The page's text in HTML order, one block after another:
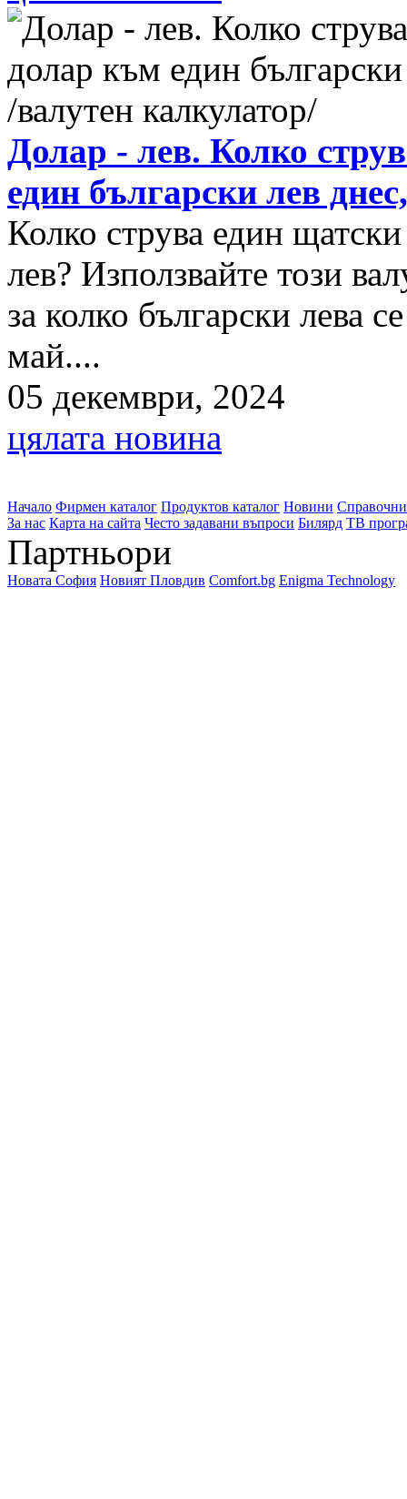
Долар - лев. Колко
един български лев
Колко струва един
лев? Използвайте този
за колко български лева
май....
05 декември, 2024
цялата новина
Начало Фирмен каталог Продуктов каталог Новини
За нас Карта на сайта Често задавани въпроси Билярд ТВ
Партньори
Новата София Новият Пловдив Comfort.bg Enigma Technology